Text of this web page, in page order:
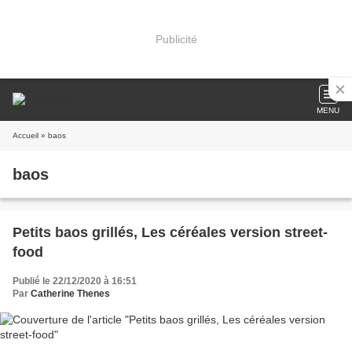
Publicité
MENU
Accueil » baos
baos
Petits baos grillés, Les céréales version street-
food
Publié le 22/12/2020 à 16:51
Par Catherine Thenes